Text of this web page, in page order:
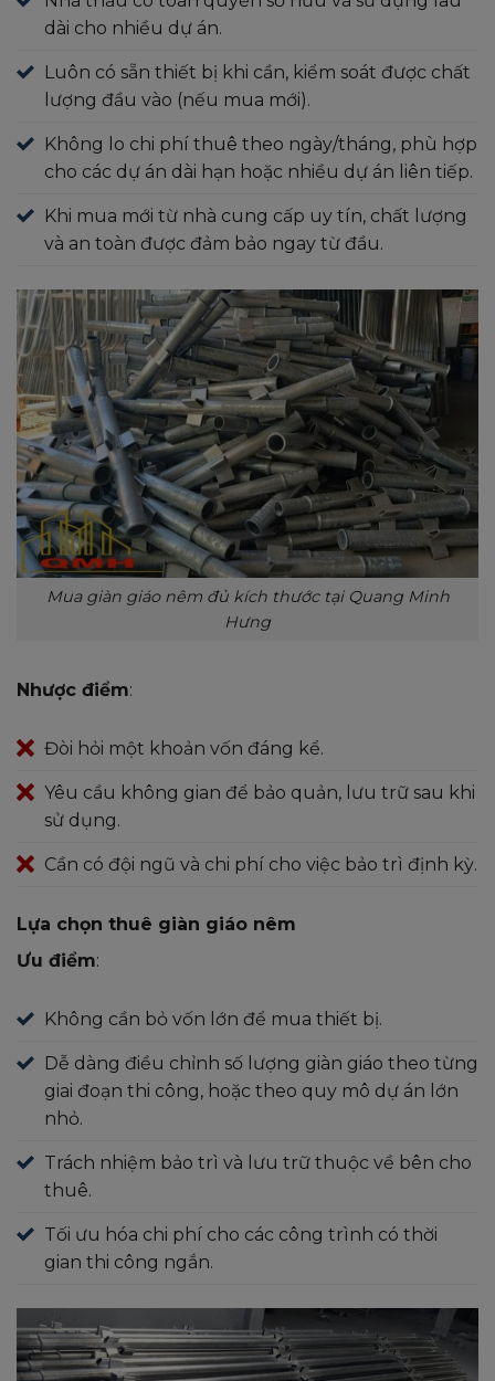
dài cho nhiều dự án.
Luôn có sẵn thiết bị khi cần, kiểm soát được chất
lượng đầu vào (nếu mua mới).
Không lo chi phí thuê theo ngày/tháng, phù hợp
cho các dự án dài hạn hoặc nhiều dự án liên tiếp.
Khi mua mới từ nhà cung cấp uy tín, chất lượng
và an toàn được đảm bảo ngay từ đầu.
Mua giàn giáo nêm đủ kích thước tại Quang Minh
Hưng
Nhược điểm:
Đòi hỏi một khoản vốn đáng kể.
Yêu cầu không gian để bảo quản, lưu trữ sau khi
sử dụng.
Cần có đội ngũ và chi phí cho việc bảo trì định kỳ.
Lựa chọn thuê giàn giáo nêm
Ưu điểm:
Không cần bỏ vốn lớn để mua thiết bị.
Dễ dàng điều chỉnh số lượng giàn giáo theo từng
giai đoạn thi công, hoặc theo quy mô dự án lớn
nhỏ.
Trách nhiệm bảo trì và lưu trữ thuộc về bên cho
thuê.
Tối ưu hóa chi phí cho các công trình có thời
gian thi công ngắn.